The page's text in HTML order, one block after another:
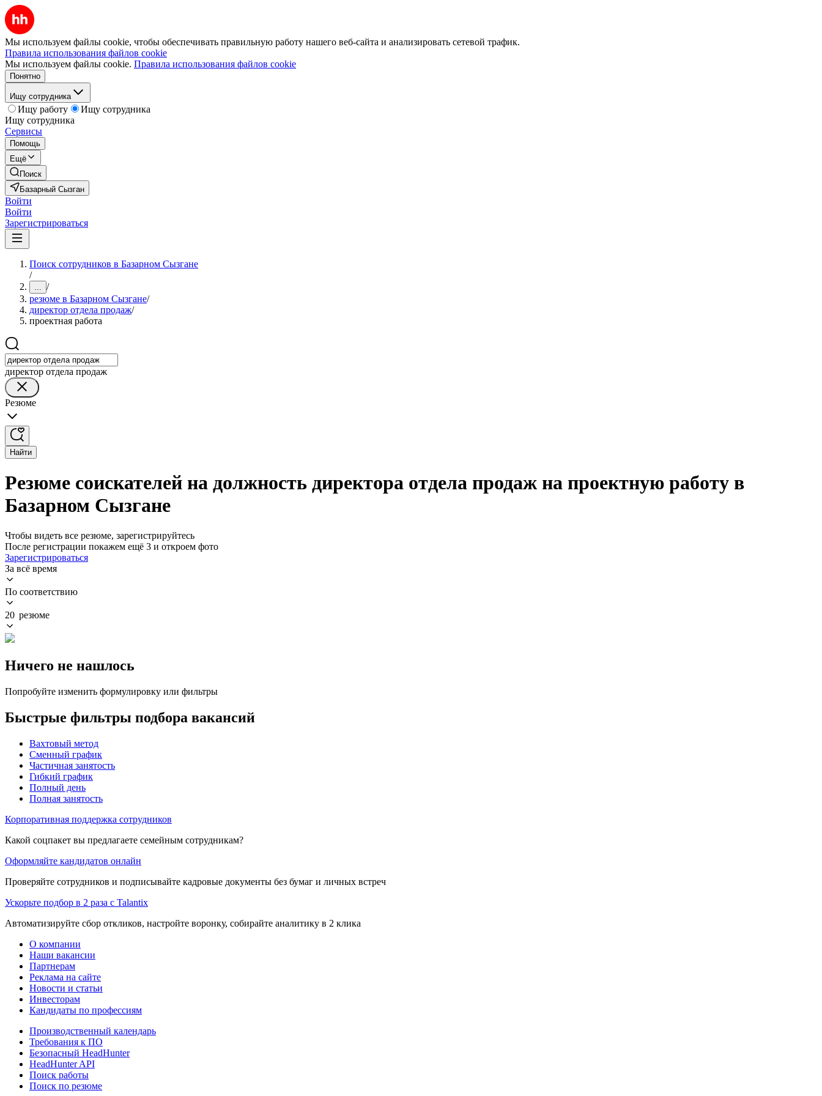
Мы используем файлы cookie, чтобы обеспечивать правильную работу нашего веб-сайта и анализировать сетевой трафик.
Правила использования файлов cookie
Мы используем файлы cookie. Правила использования файлов cookie
Понятно
Ищу сотрудника
Ищу работу
Ищу сотрудника
Ищу сотрудника
Сервисы
Помощь
Ещё
Поиск
Базарный Сызган
Войти
Войти
Зарегистрироваться
Поиск сотрудников в Базарном Сызгане
/
... /
резюме в Базарном Сызгане/
директор отдела продаж/
проектная работа
директор отдела продаж
Резюме
Найти
Резюме соискателей на должность директора отдела продаж на проектную работу в
Базарном Сызгане
Чтобы видеть все резюме, зарегистрируйтесь
После регистрации покажем ещё 3 и откроем фото
Зарегистрироваться
За всё время
По соответствию
20 резюме
Ничего не нашлось
Попробуйте изменить формулировку или фильтры
Быстрые фильтры подбора вакансий
Вахтовый метод
Сменный график
Частичная занятость
Гибкий график
Полный день
Полная занятость
Корпоративная поддержка сотрудников
Какой соцпакет вы предлагаете семейным сотрудникам?
Оформляйте кандидатов онлайн
Проверяйте сотрудников и подписывайте кадровые документы без бумаг и личных встреч
Ускорьте подбор в 2 раза с Talantix
Автоматизируйте сбор откликов, настройте воронку, собирайте аналитику в 2 клика
О компании
Наши вакансии
Партнерам
Реклама на сайте
Новости и статьи
Инвесторам
Кандидаты по профессиям
Производственный календарь
Требования к ПО
Безопасный HeadHunter
HeadHunter API
Поиск работы
Поиск по резюме